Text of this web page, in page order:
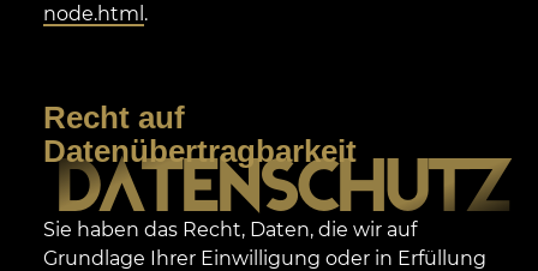
DATENSCHUTZ
node.html .
Recht auf
Datenübertragbarkeit
Sie haben das Recht, Daten, die wir auf
Grundlage Ihrer Einwilligung oder in Erfüllung